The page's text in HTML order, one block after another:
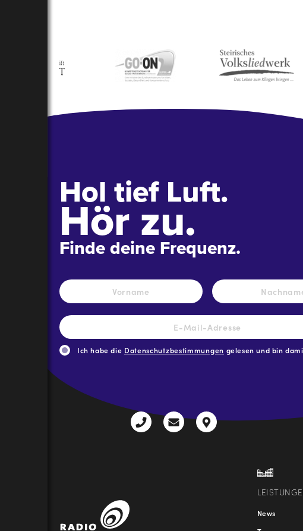
Hol tief Luft.
Hör zu.
Finde deine Frequenz.
Name *
Vorname
E-
Mail-
Adresse *
Ich habe die Datenschutzbestimmungen gelesen und bin
+43
radio@freequenns.at
Kulturhausstraße
News